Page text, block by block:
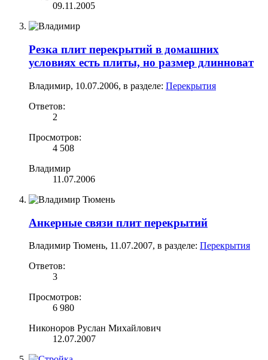
09.11.2005
Резка плит перекрытий в домашних
условиях есть плиты, но размер длинноват
Владимир, 10.07.2006, в разделе: Перекрытия
Ответов:
2
Просмотров:
4 508
Владимир
11.07.2006
Анкерные связи плит перекрытий
Владимир Тюмень, 11.07.2007, в разделе: Перекрытия
Ответов:
3
Просмотров:
6 980
Никоноров Руслан Михайлович
12.07.2007